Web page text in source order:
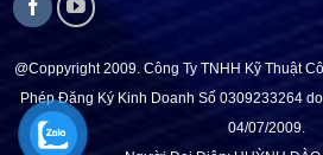
@Coppyright 2009. Công Ty TNHH Kỹ Thuật
Phép Đăng Ký Kinh Doanh Số 0309233264
04/07/2009.